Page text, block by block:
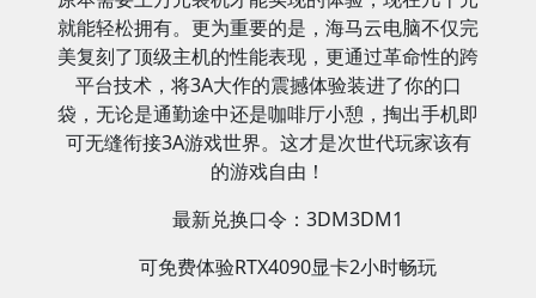
就能轻松拥有。更为重要的是，海马云电脑不仅完
美复刻了顶级主机的性能表现，更通过革命性的跨
平台技术，将3A大作的震撼体验装进了你的口
袋，无论是通勤途中还是咖啡厅小憩，掏出手机即
可无缝衔接3A游戏世界。这才是次世代玩家该有
的游戏自由！
最新兑换口令：3DM3DM1
可免费体验RTX4090显卡2小时畅玩